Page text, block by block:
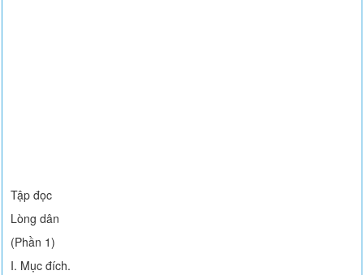
Tập đọc
Lòng dân
(Phần 1)
I. Mục đích.